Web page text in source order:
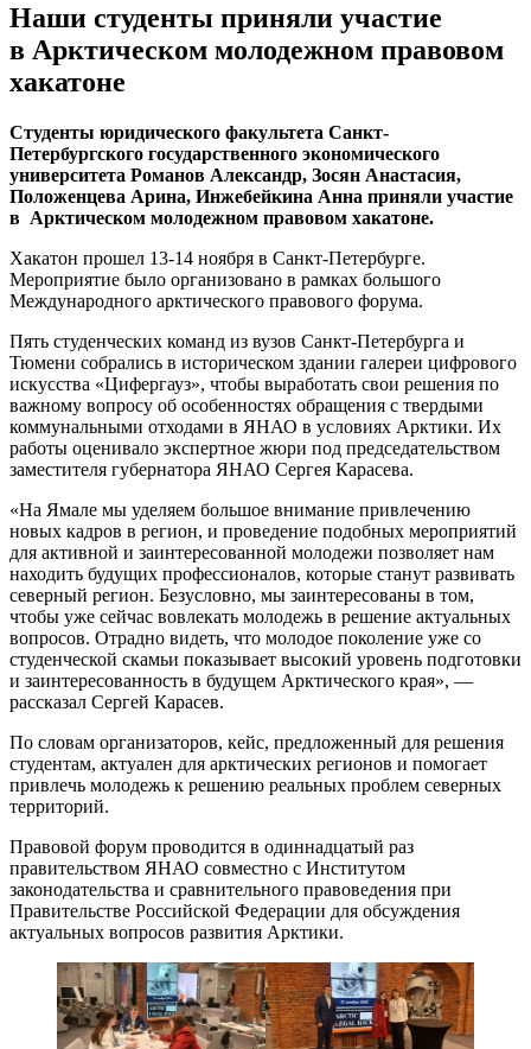
Наши студенты приняли участие
в Арктическом молодежном правовом
хакатоне
Студенты юридического факультета Санкт-
Петербургского государственного экономического
университета Романов Александр, Зосян Анастасия,
Положенцева Арина, Инжебейкина Анна приняли участие
в Арктическом молодежном правовом хакатоне.
Хакатон прошел 13-14 ноября в Санкт-Петербурге.
Мероприятие было организовано в рамках большого
Международного арктического правового форума.
Пять студенческих команд из вузов Санкт-Петербурга и
Тюмени собрались в историческом здании галереи цифрового
искусства «Цифергауз», чтобы выработать свои решения по
важному вопросу об особенностях обращения с твердыми
коммунальными отходами в ЯНАО в условиях Арктики. Их
работы оценивало экспертное жюри под председательством
заместителя губернатора ЯНАО Сергея Карасева.
«На Ямале мы уделяем большое внимание привлечению
новых кадров в регион, и проведение подобных мероприятий
для активной и заинтересованной молодежи позволяет нам
находить будущих профессионалов, которые станут развивать
северный регион. Безусловно, мы заинтересованы в том,
чтобы уже сейчас вовлекать молодежь в решение актуальных
вопросов. Отрадно видеть, что молодое поколение уже со
студенческой скамьи показывает высокий уровень подготовки
и заинтересованность в будущем Арктического края», —
рассказал Сергей Карасев.
По словам организаторов, кейс, предложенный для решения
студентам, актуален для арктических регионов и помогает
привлечь молодежь к решению реальных проблем северных
территорий.
Правовой форум проводится в одиннадцатый раз
правительством ЯНАО совместно с Институтом
законодательства и сравнительного правоведения при
Правительстве Российской Федерации для обсуждения
актуальных вопросов развития Арктики.